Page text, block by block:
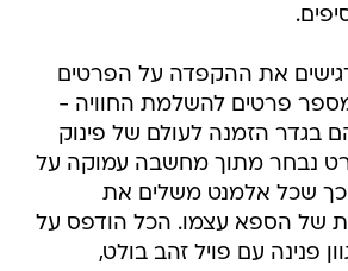
את ההקפדה על הפרטים
פרטים להשלמת החוויה -
בגדר הזמנה לעולם של פינוק
נבחר מתוך מחשבה עמוקה על
כך שכל אלמנט משלים את
של הספא עצמו. הכל הודפס על
פנינה עם פויל זהב בולט,